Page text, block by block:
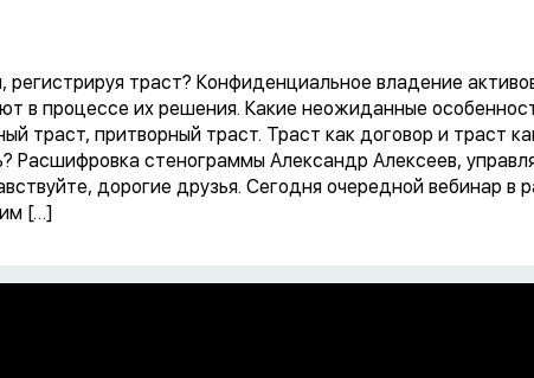
траст? Конфиденциальное владение
в процессе их решения. Какие неожиданные
траст, притворный траст. Траст как договор и траст
Расшифровка стенограммы Александр Алексеев,
дорогие друзья. Сегодня очередной вебинар
[…]